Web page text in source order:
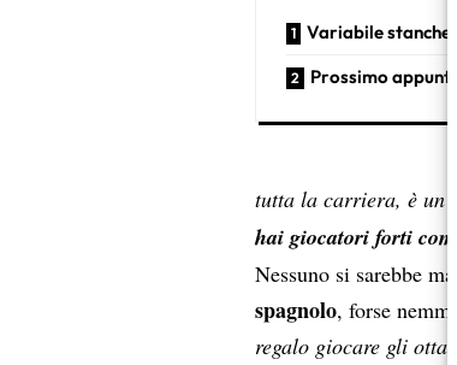
Variabile
Prossimo
tutta la carriera, è un
hai giocatori forti
Nessuno si sarebbe
spagnolo, forse
regalo giocare gli